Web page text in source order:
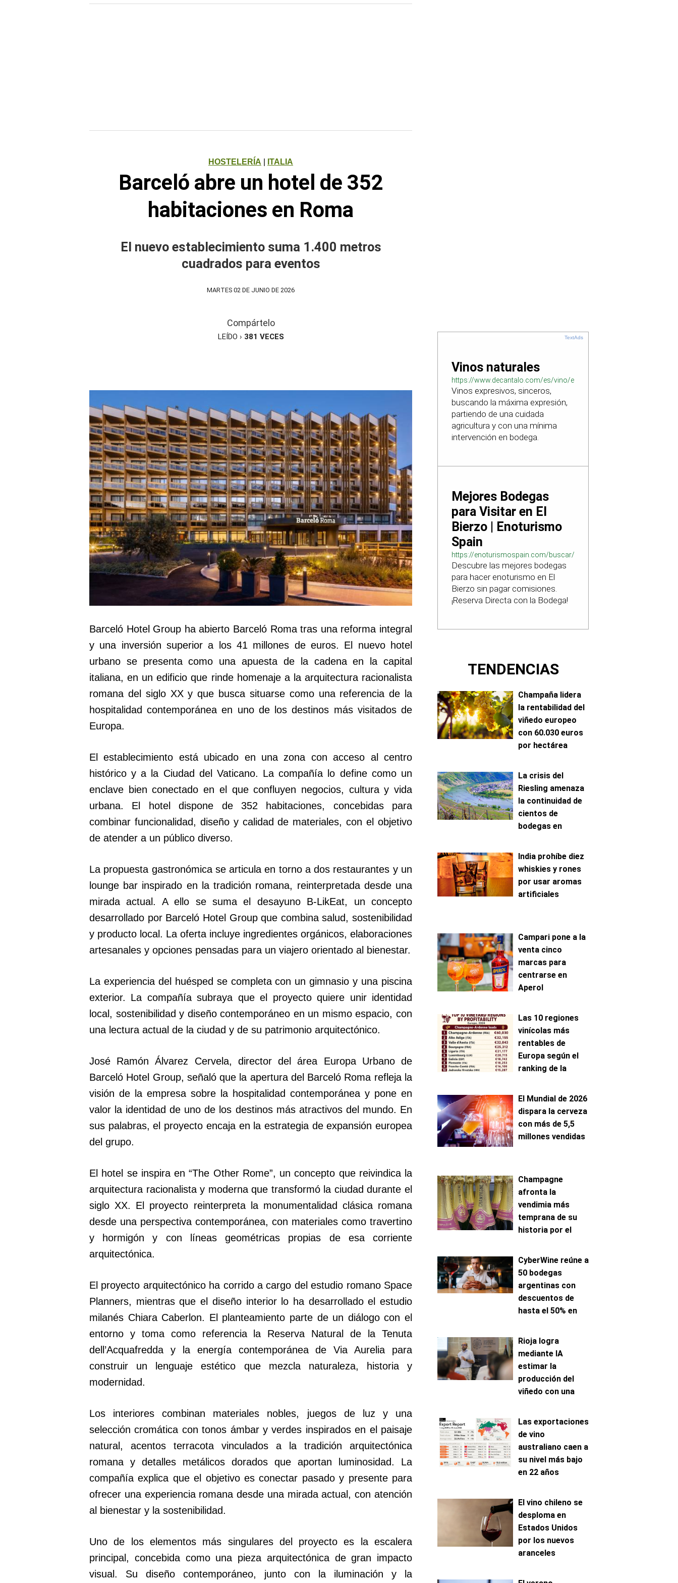
HOSTELERÍA ITALIA
Barceló abre un hotel de 352
habitaciones en Roma
El nuevo establecimiento suma 1.400 metros
cuadrados para eventos
MARTES 02 DE JUNIO DE 2026
Compártelo
LEÍDO › 381 VECES
Barceló Hotel Group ha abierto Barceló Roma tras una reforma integral
y una inversión superior a los 41 millones de euros. El nuevo hotel
urbano se presenta como una apuesta de la cadena en la capital
italiana, en un edificio que rinde homenaje a la arquitectura racionalista
romana del siglo XX y que busca situarse como una referencia de la
hospitalidad contemporánea en uno de los destinos más visitados de
Europa.
El establecimiento está ubicado en una zona con acceso al centro
histórico y a la Ciudad del Vaticano. La compañía lo define como un
enclave bien conectado en el que confluyen negocios, cultura y vida
urbana. El hotel dispone de 352 habitaciones, concebidas para
combinar funcionalidad, diseño y calidad de materiales, con el objetivo
de atender a un público diverso.
La propuesta gastronómica se articula en torno a dos restaurantes y un
lounge bar inspirado en la tradición romana, reinterpretada desde una
mirada actual. A ello se suma el desayuno B-LikEat, un concepto
desarrollado por Barceló Hotel Group que combina salud, sostenibilidad
y producto local. La oferta incluye ingredientes orgánicos, elaboraciones
artesanales y opciones pensadas para un viajero orientado al bienestar.
La experiencia del huésped se completa con un gimnasio y una piscina
exterior. La compañía subraya que el proyecto quiere unir identidad
local, sostenibilidad y diseño contemporáneo en un mismo espacio, con
una lectura actual de la ciudad y de su patrimonio arquitectónico.
José Ramón Álvarez Cervela, director del área Europa Urbano de
Barceló Hotel Group, señaló que la apertura del Barceló Roma refleja la
visión de la empresa sobre la hospitalidad contemporánea y pone en
valor la identidad de uno de los destinos más atractivos del mundo. En
sus palabras, el proyecto encaja en la estrategia de expansión europea
del grupo.
El hotel se inspira en “The Other Rome”, un concepto que reivindica la
arquitectura racionalista y moderna que transformó la ciudad durante el
siglo XX. El proyecto reinterpreta la monumentalidad clásica romana
desde una perspectiva contemporánea, con materiales como travertino
y hormigón y con líneas geométricas propias de esa corriente
arquitectónica.
El proyecto arquitectónico ha corrido a cargo del estudio romano Space
Planners, mientras que el diseño interior lo ha desarrollado el estudio
milanés Chiara Caberlon. El planteamiento parte de un diálogo con el
entorno y toma como referencia la Reserva Natural de la Tenuta
dell’Acquafredda y la energía contemporánea de Via Aurelia para
construir un lenguaje estético que mezcla naturaleza, historia y
modernidad.
Los interiores combinan materiales nobles, juegos de luz y una
selección cromática con tonos ámbar y verdes inspirados en el paisaje
natural, acentos terracota vinculados a la tradición arquitectónica
romana y detalles metálicos dorados que aportan luminosidad. La
compañía explica que el objetivo es conectar pasado y presente para
ofrecer una experiencia romana desde una mirada actual, con atención
al bienestar y la sostenibilidad.
Uno de los elementos más singulares del proyecto es la escalera
principal, concebida como una pieza arquitectónica de gran impacto
visual. Su diseño contemporáneo, junto con la iluminación y la
TextAds
Vinos naturales
https://www.decantalo.com/es/vino/elaboracion_natural/
Vinos expresivos, sinceros,
buscando la máxima expresión,
partiendo de una cuidada
agricultura y con una mínima
intervención en bodega.
Mejores Bodegas
para Visitar en El
Bierzo | Enoturismo
Spain
https://enoturismospain.com/buscar/ciudad-
visitar-bodegas-en-leon
Descubre las mejores bodegas
para hacer enoturismo en El
Bierzo sin pagar comisiones.
¡Reserva Directa con la Bodega!
TENDENCIAS
Champaña lidera
la rentabilidad del
viñedo europeo
con 60.030 euros
por hectárea
La crisis del
Riesling amenaza
la continuidad de
cientos de
bodegas en
India prohíbe diez
whiskies y rones
por usar aromas
artificiales
Campari pone a la
venta cinco
marcas para
centrarse en
Aperol
Las 10 regiones
vinícolas más
rentables de
Europa según el
ranking de la
El Mundial de 2026
dispara la cerveza
con más de 5,5
millones vendidas
Champagne
afronta la
vendimia más
temprana de su
historia por el
maduración
CyberWine reúne a
50 bodegas
argentinas con
descuentos de
hasta el 50% en
Rioja logra
mediante IA
estimar la
producción del
viñedo con una
el 96%
Las exportaciones
de vino
australiano caen a
su nivel más bajo
en 22 años
El vino chileno se
desploma en
Estados Unidos
por los nuevos
aranceles